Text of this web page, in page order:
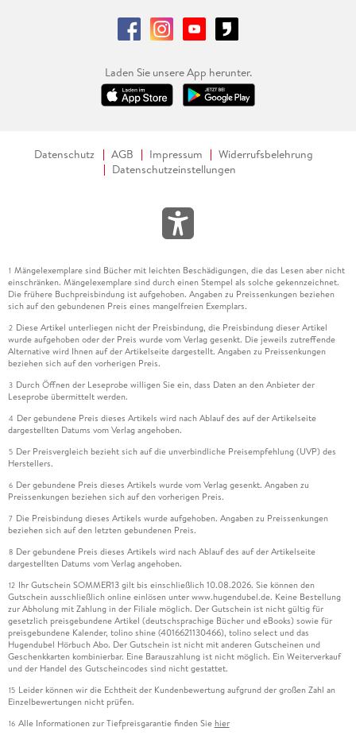
Laden Sie unsere App herunter.
Datenschutz AGB Impressum
Widerrufsbelehrung
Datenschutzeinstellungen
1 Mängelexemplare sind Bücher mit leichten Beschädigungen, die das Lesen aber nicht
einschränken. Mängelexemplare sind durch einen Stempel als solche gekennzeichnet.
Die frühere Buchpreisbindung ist aufgehoben. Angaben zu Preissenkungen beziehen
sich auf den gebundenen Preis eines mangelfreien Exemplars.
2 Diese Artikel unterliegen nicht der Preisbindung, die Preisbindung dieser Artikel
wurde aufgehoben oder der Preis wurde vom Verlag gesenkt. Die jeweils zutreffende
Alternative wird Ihnen auf der Artikelseite dargestellt. Angaben zu Preissenkungen
beziehen sich auf den vorherigen Preis.
3 Durch Öffnen der Leseprobe willigen Sie ein, dass Daten an den Anbieter der
Leseprobe übermittelt werden.
4 Der gebundene Preis dieses Artikels wird nach Ablauf des auf der Artikelseite
dargestellten Datums vom Verlag angehoben.
5 Der Preisvergleich bezieht sich auf die unverbindliche Preisempfehlung (UVP) des
Herstellers.
6 Der gebundene Preis dieses Artikels wurde vom Verlag gesenkt. Angaben zu
Preissenkungen beziehen sich auf den vorherigen Preis.
7 Die Preisbindung dieses Artikels wurde aufgehoben. Angaben zu Preissenkungen
beziehen sich auf den letzten gebundenen Preis.
8 Der gebundene Preis dieses Artikels wird nach Ablauf des auf der Artikelseite
dargestellten Datums vom Verlag angehoben.
12 Ihr Gutschein SOMMER13 gilt bis einschließlich 10.08.2026. Sie können den
Gutschein ausschließlich online einlösen unter www.hugendubel.de. Keine Bestellung
zur Abholung mit Zahlung in der Filiale möglich. Der Gutschein ist nicht gültig für
gesetzlich preisgebundene Artikel (deutschsprachige Bücher und eBooks) sowie für
preisgebundene Kalender, tolino shine (4016621130466), tolino select und das
Hugendubel Hörbuch Abo. Der Gutschein ist nicht mit anderen Gutscheinen und
Geschenkkarten kombinierbar. Eine Barauszahlung ist nicht möglich. Ein Weiterverkauf
und der Handel des Gutscheincodes sind nicht gestattet.
15 Leider können wir die Echtheit der Kundenbewertung aufgrund der großen Zahl an
Einzelbewertungen nicht prüfen.
16 Alle Informationen zur Tiefpreisgarantie finden Sie hier